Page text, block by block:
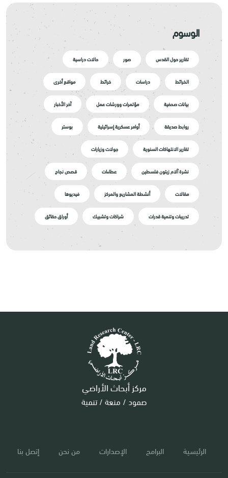
الوسوم
تقارير حول القدس صور حالات دراسية
الخرائط دراسات خرائط مواقع أخرى
بيانات صحفية مؤتمرات وورشات عمل آخر الأخبار
روابط صديقة أوامر عسكرية إسرائيلية بوستر
تقارير الانتهاكات السنوية جولات وزيارات
نشرة آلام زيتون فلسطين عطاءات قصص نجاح
مقالات أنشطة المشاريع والمركز فيديوها
تدريبات وتنمية قدرات شراكات وتشبيك أوراق حقائق
مركز أبحاث الأراضي
صمود / منعة / تنمية
الرئيسية البرامج الإصدارات من نحن إتصل بنا